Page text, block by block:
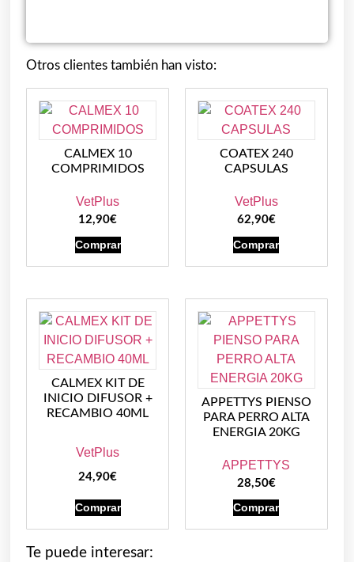
Otros clientes también han visto:
CALMEX 10
COMPRIMIDOS
VetPlus
12,90€
Comprar
COATEX 240
CAPSULAS
VetPlus
62,90€
Comprar
CALMEX KIT DE
INICIO DIFUSOR +
RECAMBIO 40ML
VetPlus
24,90€
Comprar
APPETTYS PIENSO
PARA PERRO ALTA
ENERGIA 20KG
APPETTYS
28,50€
Comprar
Te puede interesar: